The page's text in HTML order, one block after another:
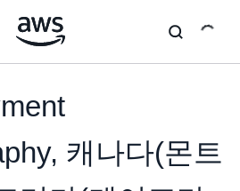
캐나다(몬트